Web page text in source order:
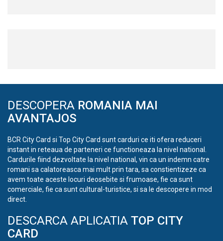
DESCOPERA ROMANIA MAI
AVANTAJOS
BCR City Card si Top City Card sunt carduri ce iti ofera reduceri
instant in reteaua de parteneri ce functioneaza la nivel national.
Cardurile fiind dezvoltate la nivel national, vin ca un indemn catre
romani sa calatoreasca mai mult prin tara, sa constientizeze ca
avem toate aceste locuri deosebite si frumoase, fie ca sunt
comerciale, fie ca sunt cultural-turistice, si sa le descopere in mod
direct.
DESCARCA APLICATIA TOP CITY
CARD